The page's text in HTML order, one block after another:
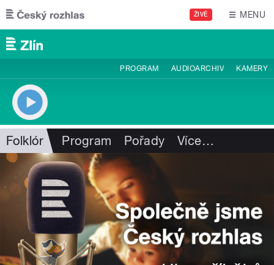
Přejít k hlavnímu obsahu
ŽIVĚ MENU
PROGRAM AUDIOARCHIV KAMERY
Folklór Program Pořady Více…